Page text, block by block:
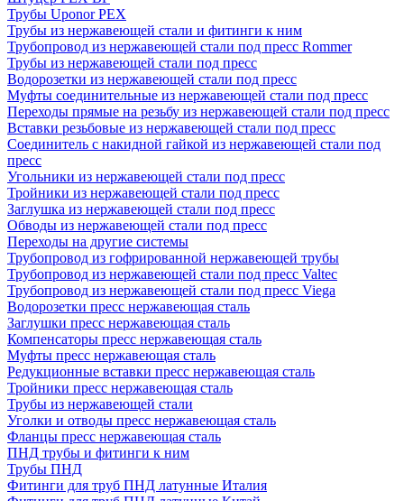
Трубы Uponor PEX
Трубы из нержавеющей стали и фитинги к ним
Трубопровод из нержавеющей стали под пресс Rommer
Трубы из нержавеющей стали под пресс
Водорозетки из нержавеющей стали под пресс
Муфты соединительные из нержавеющей стали под пресс
Переходы прямые на резьбу из нержавеющей стали под пресс
Вставки резьбовые из нержавеющей стали под пресс
Соединитель с накидной гайкой из нержавеющей стали под
пресс
Угольники из нержавеющей стали под пресс
Тройники из нержавеющей стали под пресс
Заглушка из нержавеющей стали под пресс
Обводы из нержавеющей стали под пресс
Переходы на другие системы
Трубопровод из гофрированной нержавеющей трубы
Трубопровод из нержавеющей стали под пресс Valtec
Трубопровод из нержавеющей стали под пресс Viega
Водорозетки пресс нержавеющая сталь
Заглушки пресс нержавеющая сталь
Компенсаторы пресс нержавеющая сталь
Муфты пресс нержавеющая сталь
Редукционные вставки пресс нержавеющая сталь
Тройники пресс нержавеющая сталь
Трубы из нержавеющей стали
Уголки и отводы пресс нержавеющая сталь
Фланцы пресс нержавеющая сталь
ПНД трубы и фитинги к ним
Трубы ПНД
Фитинги для труб ПНД латунные Италия